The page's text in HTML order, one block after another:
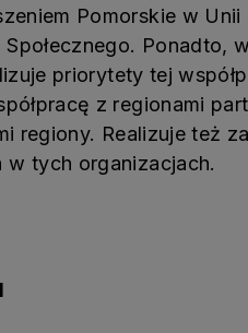
Pomorskie w Unii
Ponadto,
priorytety tej
z regionami
regiony. Realizuje też
tych organizacjach.